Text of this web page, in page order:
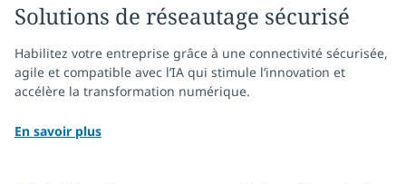
Solutions de réseautage sécurisé
Habilitez votre entreprise grâce à une connectivité sécurisée,
agile et compatible avec l’IA qui stimule l’innovation et
accélère la transformation numérique.
En savoir plus